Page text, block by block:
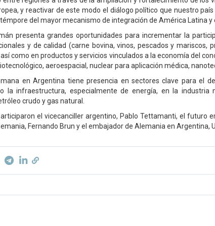
y reactivar de este modo el diálogo político que nuestro
del mayor mecanismo de integración de América Latina y
presenta grandes oportunidades para incrementar la
y de calidad (carne bovina, vinos, pescados y mariscos,
como en productos y servicios vinculados a la economía del
aeroespacial, nuclear para aplicación médica,
en Argentina tiene presencia en sectores clave para el
la infraestructura, especialmente de energía, en la industria
crudo y gas natural.
el vicecanciller argentino, Pablo Tettamanti, el futuro
Fernando Brun y el embajador de Alemania en Argentina,